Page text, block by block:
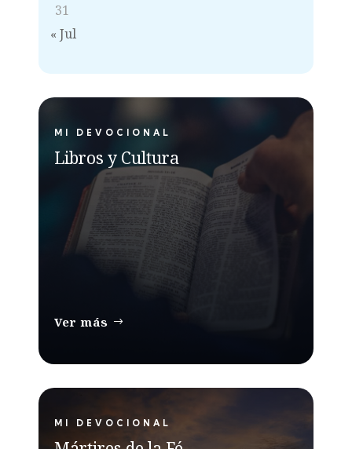
31
« Jul
MI DEVOCIONAL
Libros y Cultura
Ver más
MI DEVOCIONAL